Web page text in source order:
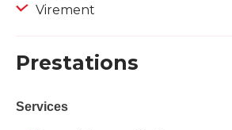
Virement
Prestations
Services